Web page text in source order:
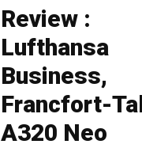
Review :
Lufthansa
Business,
Francfort-
A320 Neo